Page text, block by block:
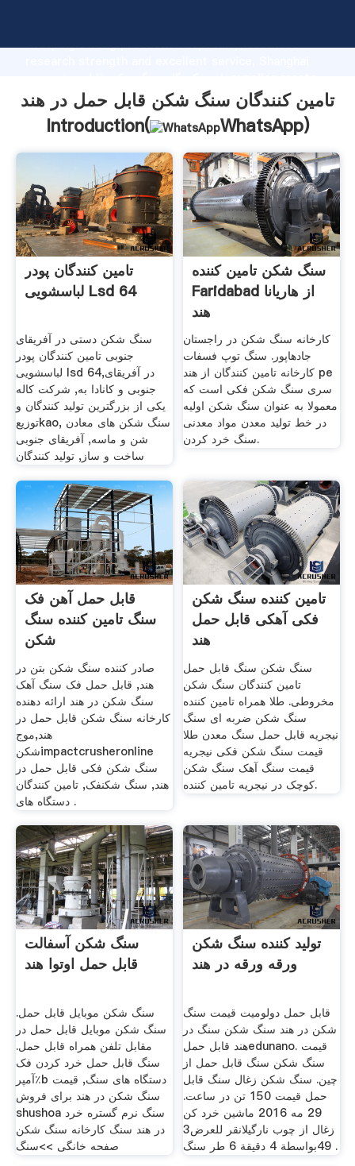
Grasping strong production capability, advanced
the value and bring values to all of customers.
تامین کنندگان سنگ شکن قابل حمل در هند
Introduction(
WhatsApp)
تامین کنندگان پودر
لباسشویی Lsd 64
سنگ شکن دستی در آفریقای
جنوبی تامین کنندگان پودر
لباسشویی lsd 64,در آفریقای
جنوبی و کانادا به, شرکت کاله
یکی از بزرگترین تولید کنندگان و
توزیعkao, سنگ شکن های معادن
شن و ماسه, آفریقای جنوبی
ساخت و ساز, تولید کنندگان
سنگ شکن تامین کننده
Faridabad از هاریانا
هند
کارخانه سنگ شکن در راجستان
جادهاپور. سنگ توپ فسفات
کارخانه تامین کنندگان از هند pe
سری سنگ شکن فکی است که
معمولا به عنوان سنگ شکن اولیه
در خط تولید معدن مواد معدنی
سنگ خرد کردن.
قابل حمل آهن فک
سنگ تامین کننده سنگ
شکن
صادر کننده سنگ شکن بتن در
هند, قابل حمل فک سنگ آهک
سنگ شکن در هند ارائه دهنده
کارخانه سنگ شکن قابل حمل در
هند,موج
شکنimpactcrusheronline
سنگ شکن فکی قابل حمل در
هند, سنگ شکنفک, تامین کنندگان
دستگاه های .
تامین کننده سنگ شکن
فکی آهکی قابل حمل
هند
سنگ شکن سنگ قابل حمل
تامین کنندگان سنگ شکن
مخروطی. طلا همراه تامین کننده
سنگ شکن ضربه ای سنگ
نیجریه قابل حمل سنگ معدن طلا
قیمت سنگ شکن فکی نیجریه
قیمت سنگ آهک سنگ شکن
کوچک در نیجریه تامین کننده.
سنگ شکن آسفالت
قابل حمل اوتوا هند
سنگ شکن موبایل قابل حمل.
سنگ شکن موبایل قابل حمل در
مقابل تلفن همراه قابل حمل.
سنگ قابل حمل خرد کردن فک
آمپر٪b دستگاه های سنگ, قیمت
سنگ شکن در هند برای فروش
shushoa سنگ نرم گستره خرد
در هند سنگ کارخانه سنگ شکن
صفحه خانگی >>سنگ
تولید کننده سنگ شکن
ورقه ورقه در هند
قابل حمل دولومیت قیمت سنگ
شکن در هند سنگ شکن سنگ در
هند قابل حملedunano. قیمت
سنگ شکن سنگ قابل حمل از
چین. سنگ شکن زغال سنگ قابل
حمل قیمت 150 تن در ساعت.
29 مه 2016 ماشین خرد کن
زغال از چوب نارگیلانقر للعرض3
49بواسطة 4 دقيقة 6 طر سنگ .